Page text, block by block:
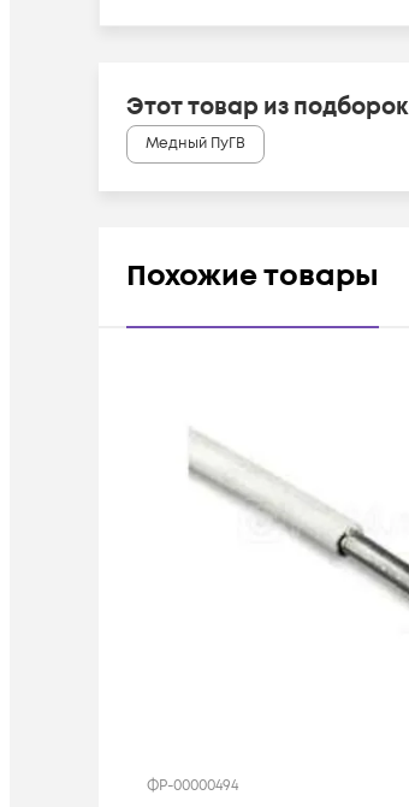
Этот товар из подборок
Медный ПуГВ
Похожие товары
ФР-00000494